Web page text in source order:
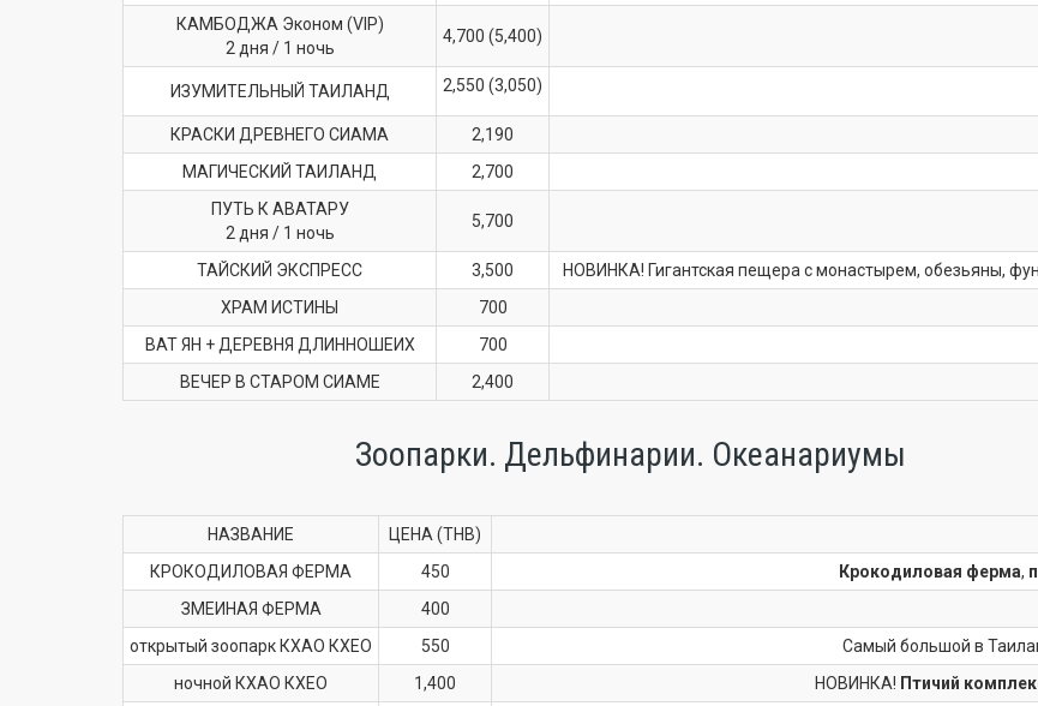
КАМБОДЖА Эконом (VIP)
2 дня / 1 ночь
4,700 (5,400)
ИЗУМИТЕЛЬНЫЙ ТАИЛАНД 2,550 (3,050)
КРАСКИ ДРЕВНЕГО СИАМА 2,190
МАГИЧЕСКИЙ ТАИЛАНД
2,700
ПУТЬ К АВАТАРУ
2 дня / 1 ночь
5,700
ТАЙСКИЙ ЭКСПРЕСС 3,500 НОВИНКА! Гигантская пещера с монастырем, обезьяны,
ХРАМ ИСТИНЫ
700
ВАТ ЯН + ДЕРЕВНЯ ДЛИННОШЕИХ
700
ВЕЧЕР В СТАРОМ СИАМЕ
2,400
Зоопарки. Дельфинарии. Океанариумы
НАЗВАНИЕ ЦЕНА (THB)
КРОКОДИЛОВАЯ ФЕРМА
450 Крокодиловая ферма,
ЗМЕИНАЯ ФЕРМА
400
открытый зоопарк КХАО КХЕО
550 Самый большой в
ночной КХАО КХЕО
1,400 НОВИНКА! Птичий